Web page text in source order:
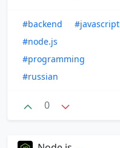
#backend
#javascript
#node.js
#programming
#russian
0